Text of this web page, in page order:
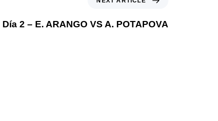
Día 2 – E. ARANGO VS A. POTAPOVA